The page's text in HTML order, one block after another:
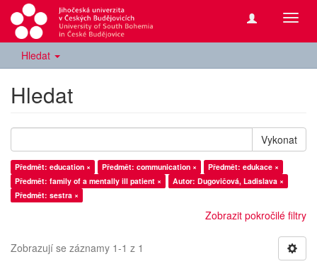
Hledat
Hledat
Vykonat
Předmět: education × Předmět: communication ×
Předmět: edukace ×
Předmět: family of a mentally ill patient ×
Autor: Dugovičová, Ladislava ×
Předmět: sestra ×
Zobrazit pokročilé filtry
Zobrazují se záznamy 1-1 z 1